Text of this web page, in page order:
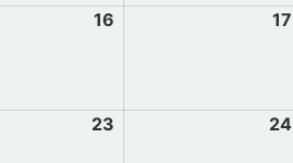
16 17
23 24